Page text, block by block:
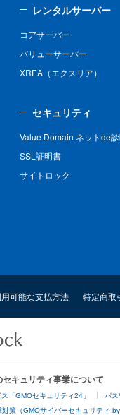
レンタルサーバー
コアサーバー
バリューサーバー
XREA（エクスリア）
セキュリティ
Value Domain ネットde
SSL証明書
サイトロック
可能な支払方法 特定商取
キュリティ事業について
「GMOセキュリティ24」 パ
策（GMOサイバーセキュリティ by